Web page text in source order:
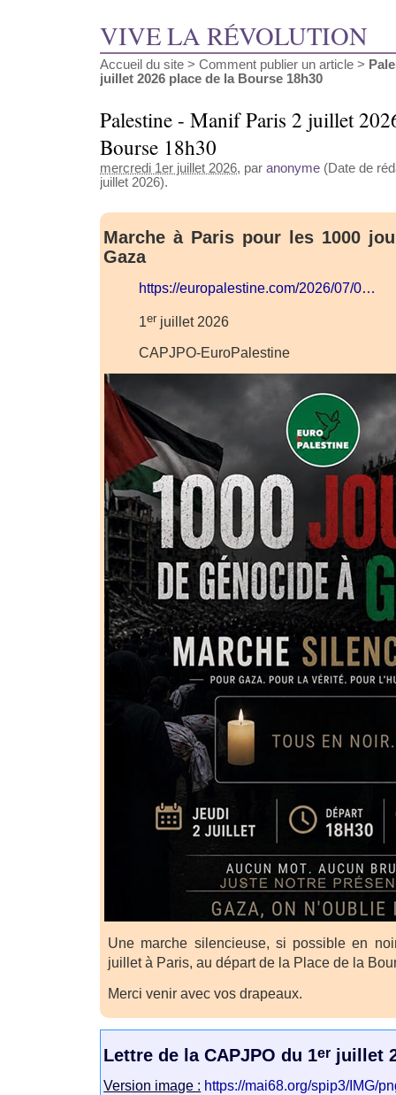
VIVE LA RÉVOLUTION
Accueil du site > Comment publier un article >
juillet 2026 place de la Bourse 18h30
Palestine - Manif Paris 2 juillet
Bourse 18h30
mercredi 1er juillet 2026, par anonyme (Date de
juillet 2026).
Marche à Paris pour les 1000
Gaza
https://europalestine.com/2026/07/0…
1er juillet 2026
CAPJPO-EuroPalestine
Une marche silencieuse, si possible en
juillet à Paris, au départ de la Place de la
Merci venir avec vos drapeaux.
Lettre de la CAPJPO du 1er juillet
Version image : https://mai68.org/spip3/IMG/